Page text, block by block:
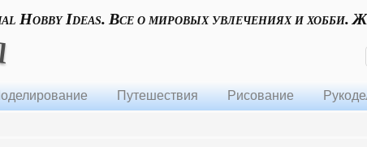
Hobby Ideas. Все о мировых увлечениях и хобби.
Путешествия Рисование